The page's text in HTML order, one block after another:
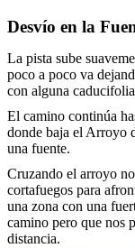
Desvío en la
La pista sube
poco a poco va
con alguna
El camino continúa
donde baja el Arroyo
una fuente.
Cruzando el arroyo
cortafuegos para
una zona con una
camino pero que nos
distancia.